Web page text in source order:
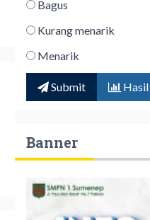
Bagus
Kurang menarik
Menarik
Submit Hasil
Banner